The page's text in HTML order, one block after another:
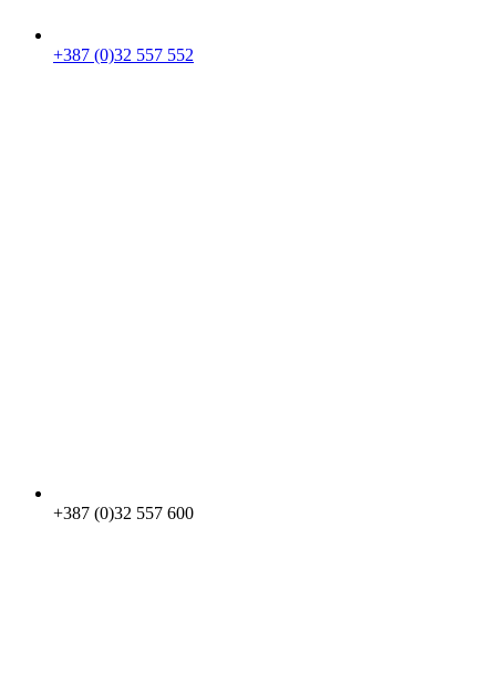
+387 (0)32 557 552
+387 (0)32 557 600